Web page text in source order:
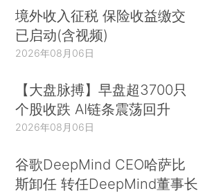
境外收入征税 保险收益缴交
已启动(含视频)
2026年08月06日
【大盘脉搏】早盘超3700只
个股收跌 AI链条震荡回升
2026年08月06日
谷歌DeepMind CEO哈萨比
斯卸任 转任DeepMind董事长